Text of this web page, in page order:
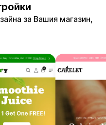
за Вашия магазин,